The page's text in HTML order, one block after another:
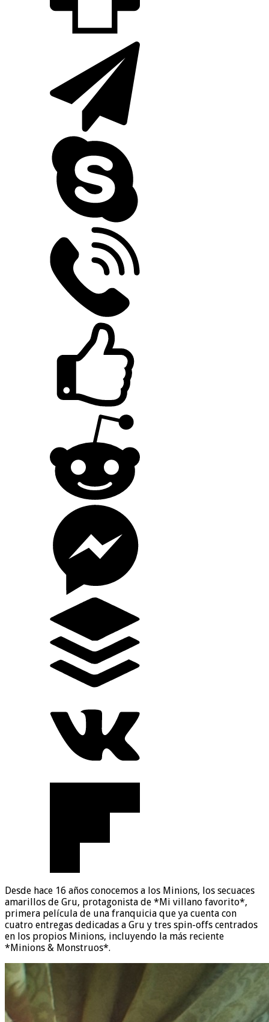
Desde hace 16 años conocemos a los Minions, los secuaces
amarillos de Gru, protagonista de *Mi villano favorito*,
primera película de una franquicia que ya cuenta con
cuatro entregas dedicadas a Gru y tres spin-offs centrados
en los propios Minions, incluyendo la más reciente
*Minions & Monstruos*.